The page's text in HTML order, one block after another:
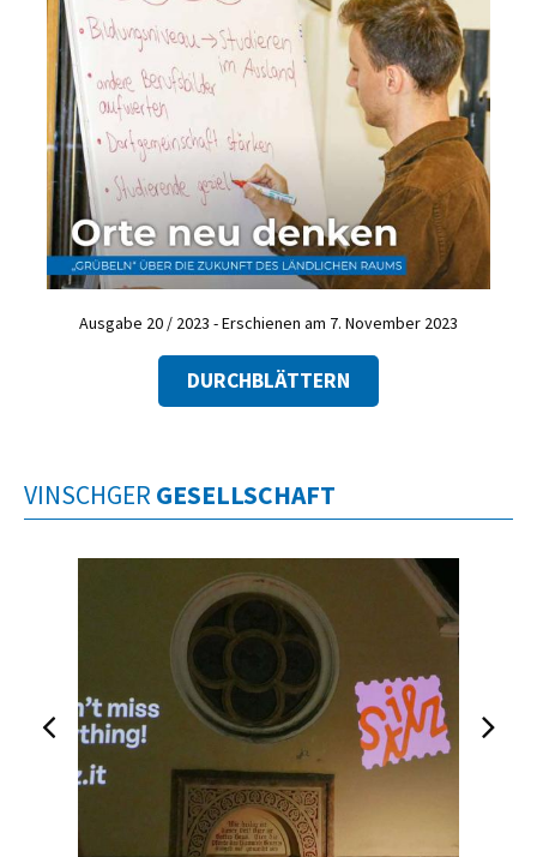
Ausgabe 20 / 2023 - Erschienen am 7. November 2023
DURCHBLÄTTERN
VINSCHGER GESELLSCHAFT